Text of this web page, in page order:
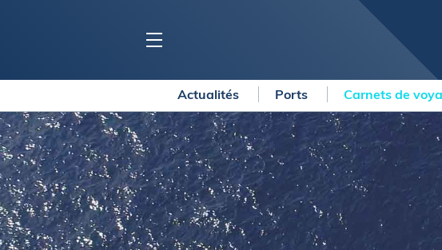
BLOC MARINE
Ports
Carnets de voyage
Dossiers de la rédaction
Collection Bloc Marine
Application Bloc Marine
COURSES
Courses au large
Régates
La Solitaire du
Transat Paprec
Vendée Globe
Actualités Ports Carnets de